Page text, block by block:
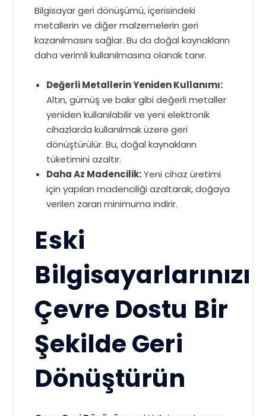
Bilgisayar geri dönüşümü, içerisindeki
metallerin ve diğer malzemelerin geri
kazanılmasını sağlar. Bu da doğal kaynakların
daha verimli kullanılmasına olanak tanır.
Değerli Metallerin Yeniden Kullanımı:
Altın, gümüş ve bakır gibi değerli metaller
yeniden kullanılabilir ve yeni elektronik
cihazlarda kullanılmak üzere geri
dönüştürülür. Bu, doğal kaynakların
tüketimini azaltır.
Daha Az Madencilik:Yeni cihaz üretimi
için yapılan madenciliği azaltarak, doğaya
verilen zararı minimuma indirir.
Eski
Bilgisayarlarınızı
Çevre Dostu Bir
Şekilde Geri
Dönüştürün